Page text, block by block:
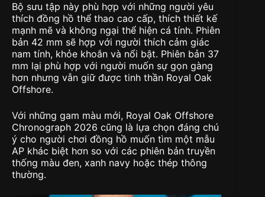
Bộ sưu tập này phù hợp với những người yêu
thích đồng hồ thể thao cao cấp, thích thiết kế
mạnh mẽ và không ngại thể hiện cá tính. Phiên
bản 42 mm sẽ hợp với người thích cảm giác
nam tính, khỏe khoắn và nổi bật. Phiên bản 37
mm lại phù hợp với người muốn sự gọn gàng
hơn nhưng vẫn giữ được tinh thần Royal Oak
Offshore.
Với những gam màu mới, Royal Oak Offshore
Chronograph 2026 cũng là lựa chọn đáng chú
ý cho người chơi đồng hồ muốn tìm một mẫu
AP khác biệt hơn so với các phiên bản truyền
thống màu đen, xanh navy hoặc thép thông
thường.